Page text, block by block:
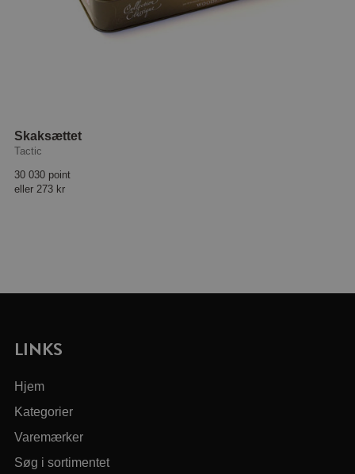
Skaksættet
Tactic
30 030 point
eller 273 kr
LINKS
Hjem
Kategorier
Varemærker
Søg i sortimentet